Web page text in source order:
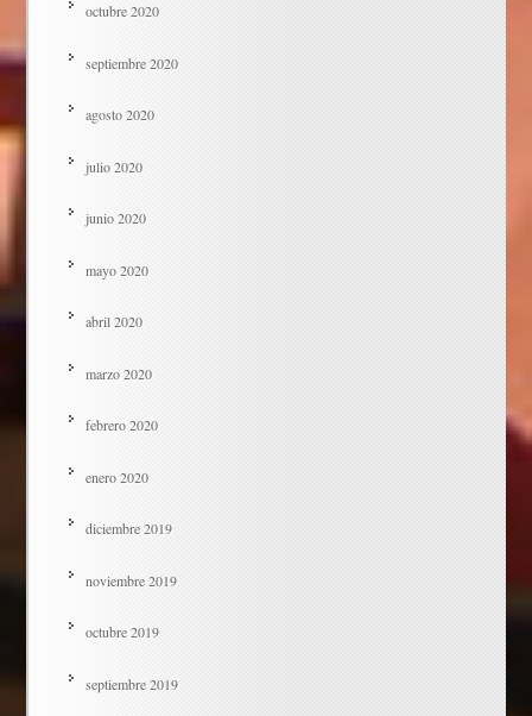
octubre 2020
septiembre 2020
agosto 2020
julio 2020
junio 2020
mayo 2020
abril 2020
marzo 2020
febrero 2020
enero 2020
diciembre 2019
noviembre 2019
octubre 2019
septiembre 2019